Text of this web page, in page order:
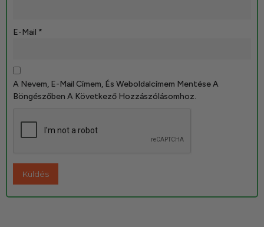
E-Mail *
A Nevem, E-Mail Címem, És Weboldalcímem Mentése A
Böngészőben A Következő Hozzászólásomhoz.